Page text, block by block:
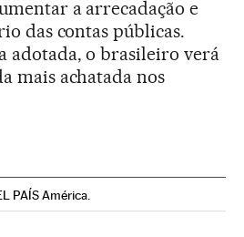
a arrecadação e
das contas públicas.
adotada, o brasileiro verá
mais achatada nos
PAÍS América.